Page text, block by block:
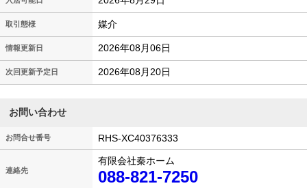
取引態様 媒介
情報更新日 2026年08月06日
次回更新予定日 2026年08月20日
お問い合わせ
お問合せ番号 RHS-XC40376333
連絡先
有限会社秦ホーム
088-821-7250